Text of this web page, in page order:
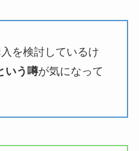
を検討しているけ
いう噂が気になって